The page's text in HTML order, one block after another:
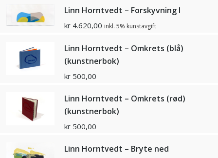
Linn Horntvedt – Forskyvning I
kr 4.620,00 inkl. 5% kunstavgift
Linn Horntvedt – Omkrets (blå)
(kunstnerbok)
kr 500,00
Linn Horntvedt – Omkrets (rød)
(kunstnerbok)
kr 500,00
Linn Horntvedt – Bryte ned